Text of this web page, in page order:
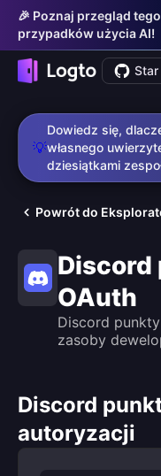
🎉 Poznaj przegląd
przypadków użycia AI!
💡
Dowiedz się,
własnego
dziesiątkami
Powrót do
Discord
OAuth
Discord
zasoby
Discord
autoryzacji